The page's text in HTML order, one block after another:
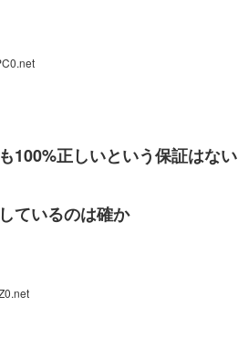
100%正しいという保証はない
ているのは確か